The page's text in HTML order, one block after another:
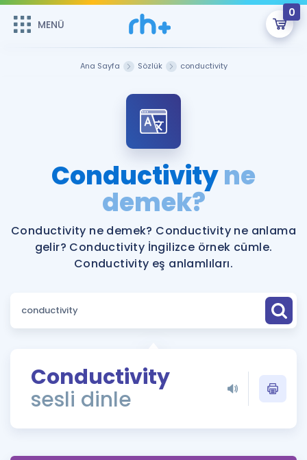
MENÜ
0
Şifremi Hatırlamıyorum
Sepetin Şu An Boş.
Remzi Hoca ile seni sınava hazırlayacak onlarca eğitim seni
bekliyor!
MENÜ
Katılımcı Görüşleri
Faydalı Araçlar
Ücretsiz Kaynaklar
Puan Hesaplama
ÖSYM Sınav Takvimi
Kampanyalar
İngilizce Gramer
Ana Sayfa Sözlük conductivity
Conductivityne
demek?
Conductivity ne demek? Conductivity ne anlama
gelir? Conductivity İngilizce örnek cümle.
Conductivity eş anlamlıları.
Conductivity
sesli dinle